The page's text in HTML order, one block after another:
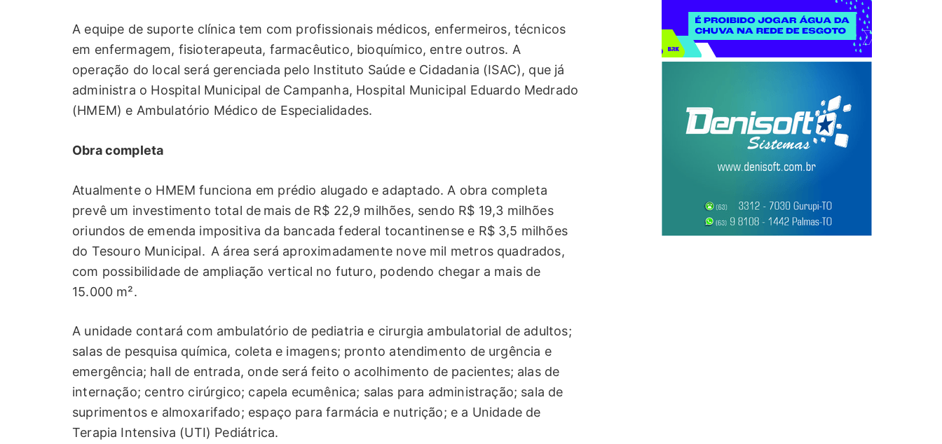
A equipe de suporte clínica tem com profissionais médicos, enfermeiros, técnicos
em enfermagem, fisioterapeuta, farmacêutico, bioquímico, entre outros. A
operação do local será gerenciada pelo Instituto Saúde e Cidadania (ISAC), que já
administra o Hospital Municipal de Campanha, Hospital Municipal Eduardo Medrado
(HMEM) e Ambulatório Médico de Especialidades.
Obra completa
Atualmente o HMEM funciona em prédio alugado e adaptado. A obra completa
prevê um investimento total de mais de R$ 22,9 milhões, sendo R$ 19,3 milhões
oriundos de emenda impositiva da bancada federal tocantinense e R$ 3,5 milhões
do Tesouro Municipal. A área será aproximadamente nove mil metros quadrados,
com possibilidade de ampliação vertical no futuro, podendo chegar a mais de
15.000 m².
A unidade contará com ambulatório de pediatria e cirurgia ambulatorial de adultos;
salas de pesquisa química, coleta e imagens; pronto atendimento de urgência e
emergência; hall de entrada, onde será feito o acolhimento de pacientes; alas de
internação; centro cirúrgico; capela ecumênica; salas para administração; sala de
suprimentos e almoxarifado; espaço para farmácia e nutrição; e a Unidade de
Terapia Intensiva (UTI) Pediátrica.